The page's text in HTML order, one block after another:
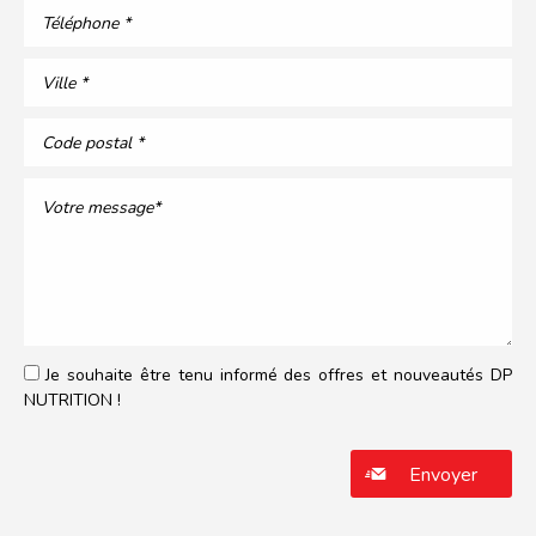
Je souhaite être tenu informé des offres et nouveautés DP
NUTRITION !